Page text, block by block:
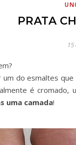
PRATA
do esmaltes que
é cromado,
uma camada!